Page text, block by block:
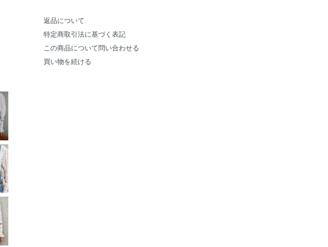
返品について
特定商取引法に基づく表記
この商品について問い合わせる
買い物を続ける